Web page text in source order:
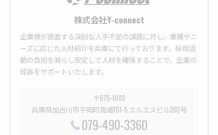
株式会社Y-connect
企業様が直面する深刻な人手不足の課題に対し、業種やニ
ーズに応じた人材紹介を兵庫にて行っております。採用活
動の負担を減らし安定して人材を確保することで、企業の
成長をサポートいたします。
〒675-0103
兵庫県加古川市平岡町高畑151-5 エルエスビル202号
079-490-3360